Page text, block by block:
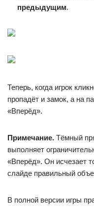
предыдущим.
Теперь, когда игрок
пропадёт и замок, а на
«Вперёд».
Примечание. Тёмный
выполняет
«Вперёд». Он исчезает
слайде правильный
В полной версии игры